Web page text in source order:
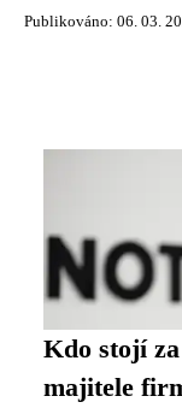
Publikováno: 06. 03.
Kdo stojí
majitele